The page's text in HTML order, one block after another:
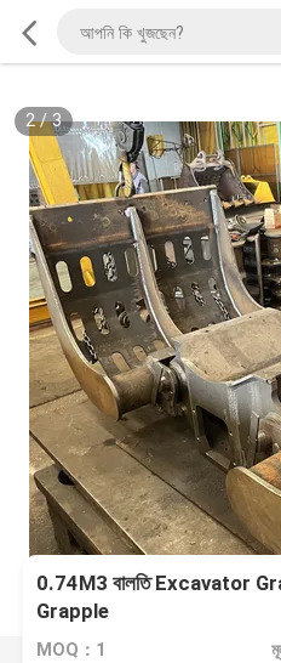
2/3
0.74M3 বালতি Excavator
Grapple
MOQ：1